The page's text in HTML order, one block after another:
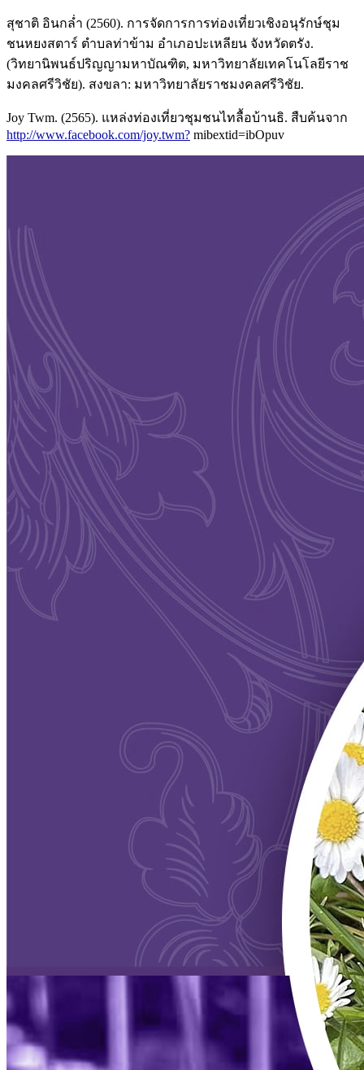
สุชาติ อินกล่ำ (2560). การจัดการการท่องเที่ยวเชิงอนุรักษ์ชุม
ชนหยงสตาร์ ตำบลท่าข้าม อำเภอปะเหลียน จังหวัดตรัง.
(วิทยานิพนธ์ปริญญามหาบัณฑิต, มหาวิทยาลัยเทคโนโลยีราช
มงคลศรีวิชัย). สงขลา: มหาวิทยาลัยราชมงคลศรีวิชัย.
Joy Twm. (2565). แหล่งท่องเที่ยวชุมชนไทลื้อบ้านธิ. สืบค้นจาก
http://www.facebook.com/joy.twm? mibextid=ibOpuv